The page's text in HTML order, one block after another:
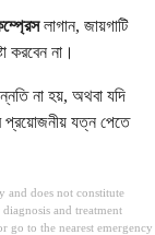
লাগান, জায়গাটি
করবেন না।
না হয়, অথবা যদি
প্রয়োজনীয় যত্ন পেতে
and does not constitute
and treatment
go to the nearest emergency